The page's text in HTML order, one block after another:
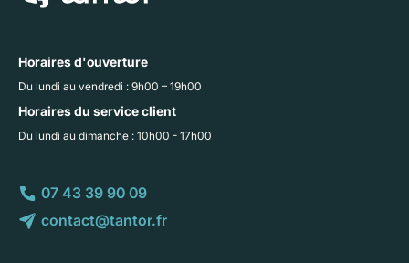
Horaires d'ouverture
Du lundi au vendredi : 9h00 – 19h00
Horaires du service client
Du lundi au dimanche : 10h00 - 17h00
07 43 39 90 09
contact@tantor.fr